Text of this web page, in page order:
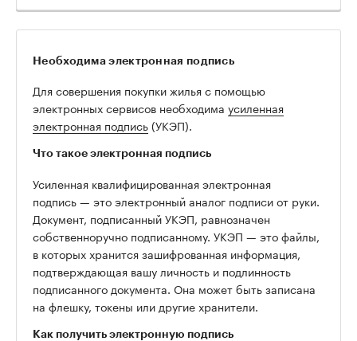
Необходима электронная подпись
Для совершения покупки жилья с помощью
электронных сервисов необходима усиленная
электронная подпись(УКЭП).
Что такое электронная подпись
Усиленная квалифицированная электронная
подпись — это электронный аналог подписи от руки.
Документ, подписанный УКЭП, равнозначен
собственноручно подписанному. УКЭП — это файлы,
в которых хранится зашифрованная информация,
подтверждающая вашу личность и подлинность
подписанного документа. Она может быть записана
на флешку, токены или другие хранители.
Как получить электронную подпись